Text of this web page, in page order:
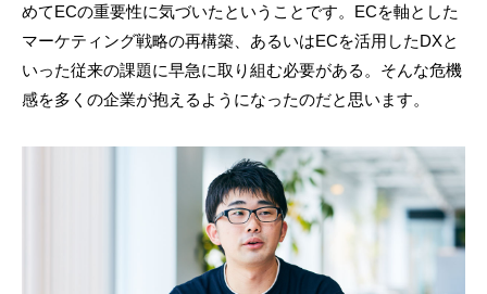
めてECの重要性に気づいたということです。ECを軸とした
マーケティング戦略の再構築、あるいはECを活用したDXと
いった従来の課題に早急に取り組む必要がある。そんな危機
感を多くの企業が抱えるようになったのだと思います。